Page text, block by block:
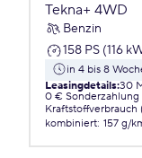
Tekna+ 4WD
Benzin
158 PS (116
in 4 bis 8
Leasingdetails:30
0 € Sonderzahlung
Kraftstoffverbrauch
kombiniert: 157 g/